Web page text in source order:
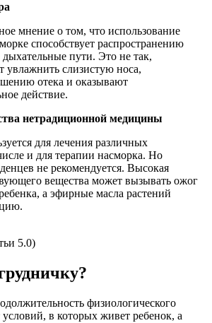
мнение о том, что использование
способствует распространению
пути. Это не так,
увлажнить слизистую носа,
отека и оказывают
действие.
нетрадиционной медицины
для лечения различных
и для терапии насморка. Но
не рекомендуется. Высокая
вещества может вызывать ожог
а эфирные масла растений
5.0)
физиологического
условий, в которых живет ребенок, а